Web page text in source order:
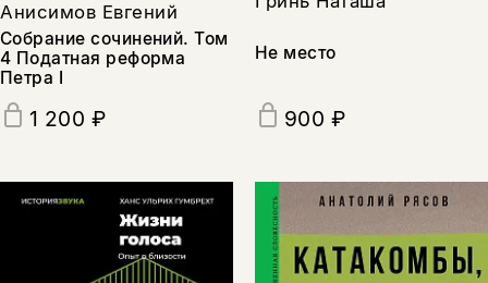
Анисимов Евгений
Собрание сочинений. Том
4 Податная реформа
Петра I
1 200 ₽
Не место
900 ₽